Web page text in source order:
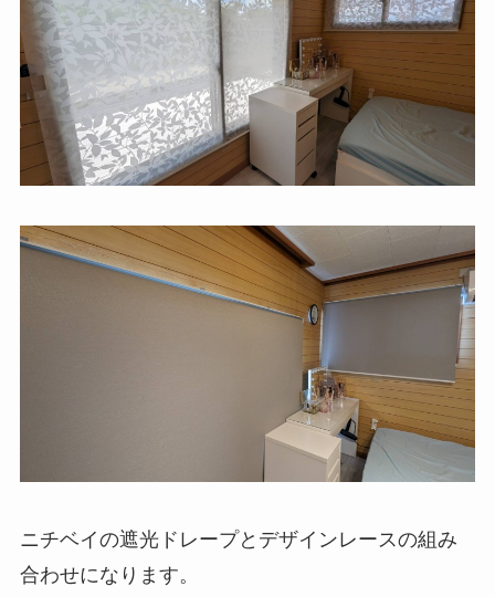
ニチベイの遮光ドレープとデザインレースの組み
合わせになります。